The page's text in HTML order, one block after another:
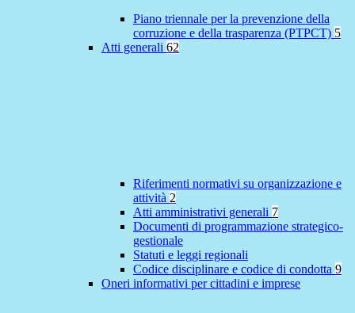
Piano triennale per la prevenzione della
corruzione e della trasparenza (PTPCT) 5
Atti generali 62
Riferimenti normativi su organizzazione e
attività 2
Atti amministrativi generali 7
Documenti di programmazione strategico-
gestionale
Statuti e leggi regionali
Codice disciplinare e codice di condotta 9
Oneri informativi per cittadini e imprese